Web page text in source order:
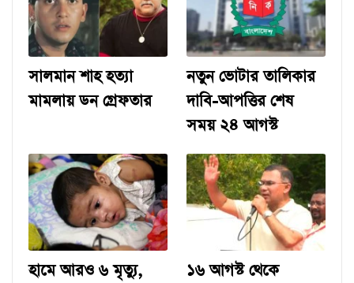
সালমান শাহ হত্যা
মামলায় ডন গ্রেফতার
নতুন ভোটার তালিকার
দাবি-আপত্তির শেষ
সময় ২৪ আগস্ট
হামে আরও ৬ মৃত্যু,
১৬ আগস্ট থেকে